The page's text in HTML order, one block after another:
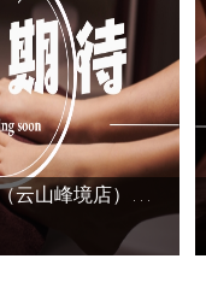
郑远元专业修脚房（云山峰境店）还没发布活动